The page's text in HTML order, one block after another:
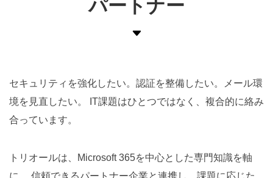
パートナー
セキュリティを強化したい。認証を整備したい。メール環
境を見直したい。 IT課題はひとつではなく、複合的に絡み
合っています。
トリオールは、Microsoft 365を中心とした専門知識を軸